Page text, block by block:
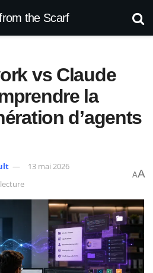
the Scarf
vs Claude
la
d’agents
13 mai 2026
AA